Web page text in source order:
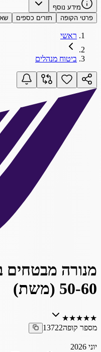
מידע נוסף
פרטי הקופה
תזרים כספים
ראשי
ביטוח מנהלים
מנורה מבטחים
50-60 (משת)
★
★
★
★
★
מספר קופה13722
יוני 2026